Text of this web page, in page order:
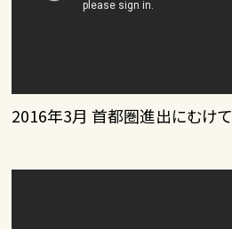
2016年3月 首都圏進出にむけて